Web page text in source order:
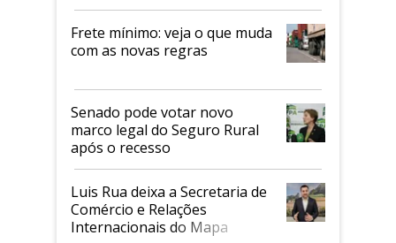
Frete mínimo: veja o que muda
com as novas regras
Senado pode votar novo
marco legal do Seguro Rural
após o recesso
Luis Rua deixa a Secretaria de
Comércio e Relações
Internacionais do Mapa